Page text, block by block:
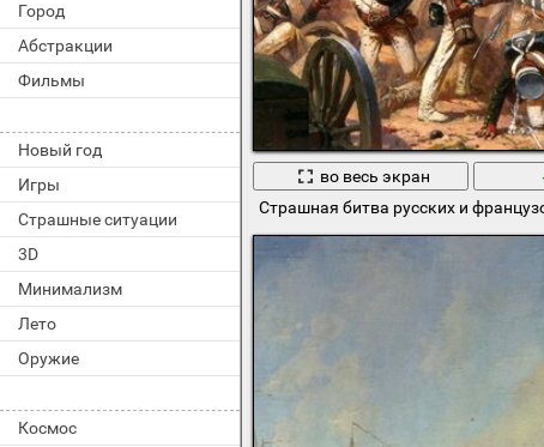
Город
Абстракции
Фильмы
Новый год
Игры
Страшные ситуации
3D
Минимализм
Лето
Оружие
Космос
во весь экран
Страшная битва русских и